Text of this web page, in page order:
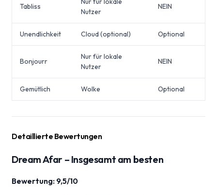
Tabliss
Nutzer
NEIN
Unendlichkeit Cloud (optional) Optional
Bonjourr
Nur für lokale
Nutzer
NEIN
Gemütlich Wolke Optional
Detaillierte Bewertungen
Dream Afar – Insgesamt am besten
Bewertung: 9,5/10